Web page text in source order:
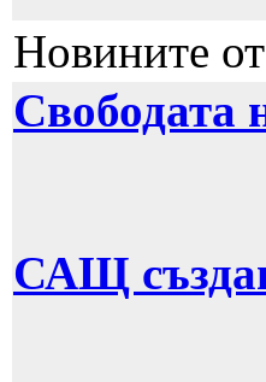
Новините
Свободата
САЩ